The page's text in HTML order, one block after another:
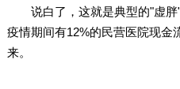
说白了，这就是典型的"虚胖
疫情期间有12%的民营医院现金
来。